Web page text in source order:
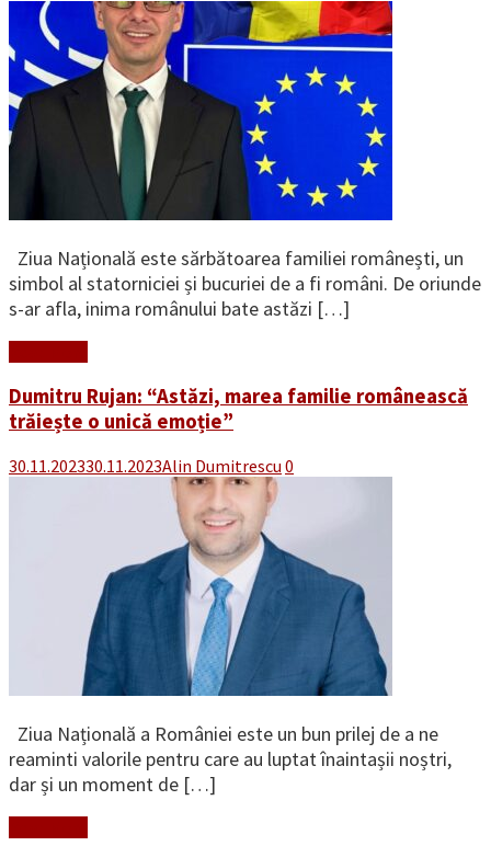
Ziua Națională este sărbătoarea familiei românești, un
simbol al statorniciei și bucuriei de a fi români. De oriunde
s-ar afla, inima românului bate astăzi […]
Dumitru Rujan: “Astăzi, marea familie românească
trăiește o unică emoție”
30.11.202330.11.2023Alin Dumitrescu 0
Ziua Națională a României este un bun prilej de a ne
reaminti valorile pentru care au luptat înaintașii noștri,
dar și un moment de […]